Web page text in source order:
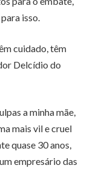
isso.
cuidado, têm
Delcídio do
a minha mãe,
mais vil e cruel
quase 30 anos,
empresário das